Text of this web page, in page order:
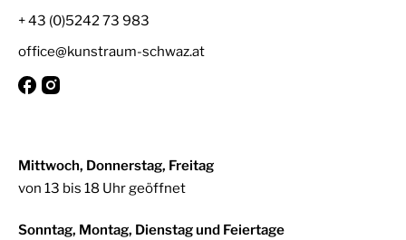
+ 43 (0)5242 73 983
office@kunstraum-schwaz.at
Mittwoch, Donnerstag, Freitag
von 13 bis 18 Uhr geöffnet
Sonntag, Montag, Dienstag und Feiertage